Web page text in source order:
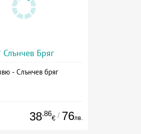
Слънчев Бряг
- Слънчев бряг
38.86
€ / 76лв.